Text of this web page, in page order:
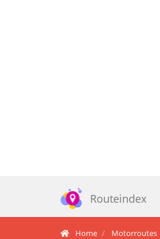
Routeindex
Home Motorroutes